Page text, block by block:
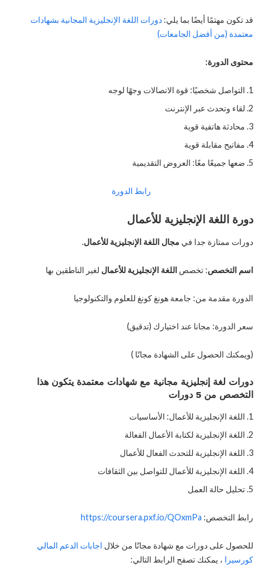
قد تكون مهتمًا أيضًا بما يلي: دورات اللغة الإنجليزية المجانية بشهادات
معتمدة (من أفضل الجامعات)
محتوى الدورة:
التواصل شخصيًا: قوة الاتصالات وجهًا لوجه
لقاء وتحدث عبر الإنترنت
محادثة هاتفية قوية
مفاتيح مقابلة قوية
ضعها جميعًا معًا: العروض التقديمية
رابط الدورة
دورة اللغة الإنجليزية للأعمال
دورات ممتازة جدا في مجال اللغة الإنجليزية للأعمال.
اسم التخصص: تخصص اللغة الإنجليزية للأعمال لغير الناطقين بها
الدورة مقدمة من: جامعة هونغ كونغ للعلوم والتكنولوجيا
سعر الدورة: مجانا عند اختيارك (تدقيق)
(ويمكنك الحصول على الشهادة مجانًا )
دورات لغة إنجليزية مجانية مع شهادات معتمدة يتكون هذا
التخصص من 5 دورات
اللغة الإنجليزية للأعمال: الأساسيات
اللغة الإنجليزية لكتابة الأعمال الفعالة
اللغة الإنجليزية للتحدث الفعال للأعمال
اللغة الإنجليزية للأعمال للتواصل بين الثقافات
تحليل حالة العمل
رابط التخصص:
للحصول على دورات مع شهادة مجانًا من خلال اجابات الدعم المالي
كورسيرا ، يمكنك تصفح الرابط التالي: